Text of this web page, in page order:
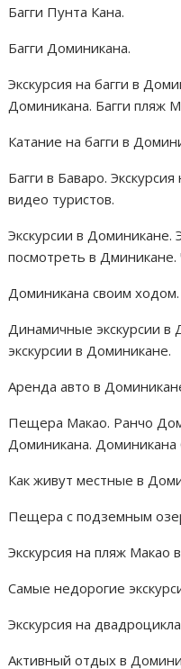
Багги Пунта Кана.
Багги Доминикана.
Экскурсия на багги в
Доминикана. Багги пляж
Катание на багги в
Багги в Баваро.
видео туристов.
Экскурсии в Доминикане.
посмотреть в
Доминикана своим
Динамичные экскурсии в
экскурсии в Доминикане.
Аренда авто в
Пещера Макао. Ранчо
Доминикана.
Как живут местные в
Пещера с подземным
Экскурсия на пляж Макао
Самые недорогие
Экскурсия на
Активный отдых в